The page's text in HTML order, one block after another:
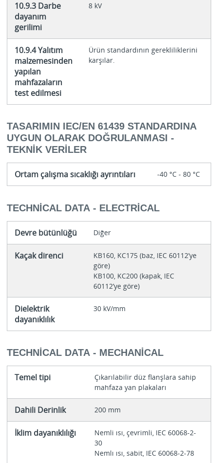
10.9.3 Darbe
dayanım
gerilimi
8 kV
10.9.4 Yalıtım
malzemesinden
yapılan
mahfazaların
test edilmesi
Ürün standardının gerekliliklerini
karşılar.
TASARIMIN IEC/EN 61439 STANDARDINA
UYGUN OLARAK DOĞRULANMASI -
TEKNIK VERILER
Ortam çalışma sıcaklığı ayrıntıları -40 °C - 80 °C
TECHNICAL DATA - ELECTRICAL
Devre bütünlüğü Diğer
Kaçak direnci
KB160, KC175 (baz, IEC 60112’ye
göre)
KB100, KC200 (kapak, IEC
60112’ye göre)
Dielektrik
dayanıklılık
30 kV/mm
TECHNICAL DATA - MECHANICAL
Temel tipi
Çıkarılabilir düz flanşlara sahip
mahfaza yan plakaları
Dahili Derinlik 200 mm
İklim dayanıklılığı
Nemli ısı, çevrimli, IEC 60068-2-
30
Nemlı ısı, sabit, IEC 60068-2-78